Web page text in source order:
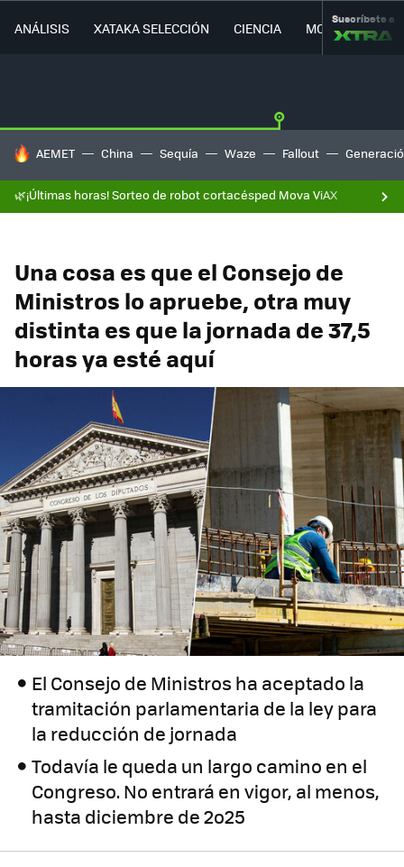
ANÁLISIS XATAKA SELECCIÓN CIENCIA MOVILIDAD
Suscríbete a
HOY SE HABLA DE
AEMET China Sequía Waze Fallout
🌿¡Últimas horas! Sorteo de robot cortacésped Mova ViAX
Una cosa es que el Consejo de
Ministros lo apruebe, otra muy
distinta es que la jornada de 37,5
horas ya esté aquí
El Consejo de Ministros ha aceptado la
tramitación parlamentaria de la ley para
la reducción de jornada
Todavía le queda un largo camino en el
Congreso. No entrará en vigor, al menos,
hasta diciembre de 2o25